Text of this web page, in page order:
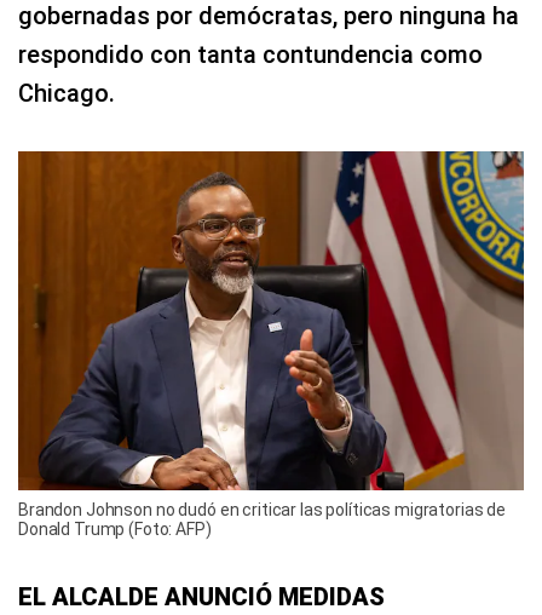
gobernadas por demócratas, pero ninguna ha
respondido con tanta contundencia como
Chicago.
Brandon Johnson no dudó en criticar las políticas migratorias de
Donald Trump (Foto: AFP)
EL ALCALDE ANUNCIÓ MEDIDAS